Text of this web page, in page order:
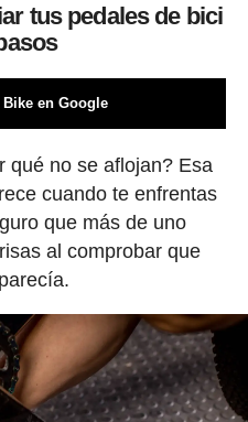
tus pedales de bici
en Google
qué no se aflojan? Esa
cuando te enfrentas
que más de uno
al comprobar que